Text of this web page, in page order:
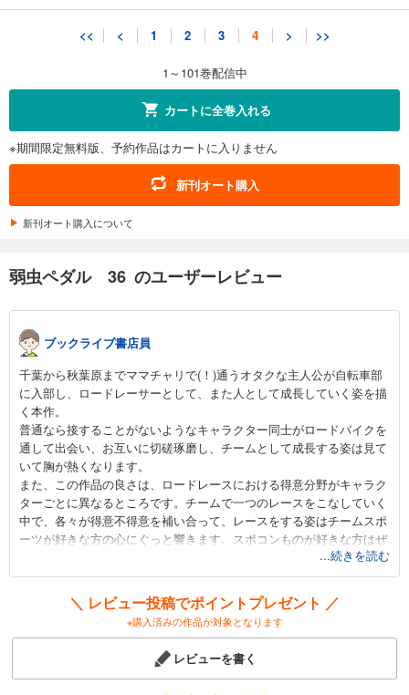
弱虫ペダル 41
弱虫ペダル 42
円 (税込)
弱虫ペダル 43
649円 (税込)
試し読み
あらすじを表示する
649円 (税込)
カート
試し読み
あらすじを表示する
弱虫ペダル 45
649円 (税込)
弱虫ペダル 46
<< < 1 2 3 4 > >>
1～101巻配信中
カートに全巻入れる
※期間限定無料版、予約作品はカートに入りません
新刊オート購入
新刊オート購入について
弱虫ペダル 36 のユーザーレビュー
ブックライブ書店員
千葉から秋葉原までママチャリで(！)通うオタクな主人公が自転車部
に入部し、ロードレーサーとして、また人として成長していく姿を描
く本作。
普通なら接することがないようなキャラクター同士がロードバイクを
通して出会い、お互いに切磋琢磨し、チームとして成長する姿は見て
いて胸が熱くなります。
また、この作品の良さは、ロードレースにおける得意分野がキャラク
ターごとに異なるところです。チームで一つのレースをこなしていく
中で、各々が得意不得意を補い合って、レースをする姿はチームスポ
ーツが好きな方の心にぐっと響きます。スポコンものが好きな方はぜ
そしてロードバイクが欲しくなります。ロードバイクで無性に走りた
くなること請け合いです。
...続きを読む
＼ レビュー投稿でポイントプレゼント ／
※購入済みの作品が対象となります
レビューを書く